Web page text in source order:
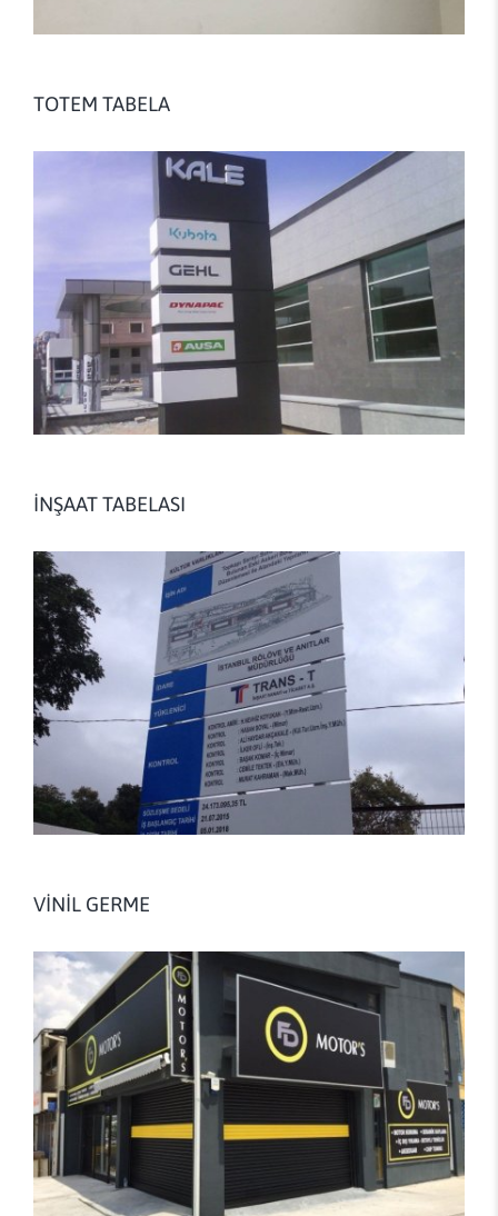
TOTEM TABELA
İNŞAAT TABELASI
VİNİL GERME